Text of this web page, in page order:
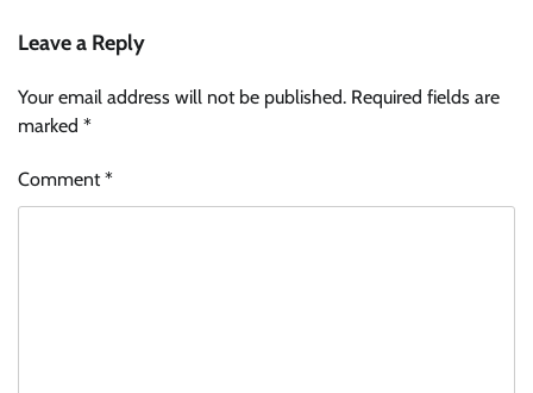
Leave a Reply
Your email address will not be published. Required fields are
marked *
Comment*